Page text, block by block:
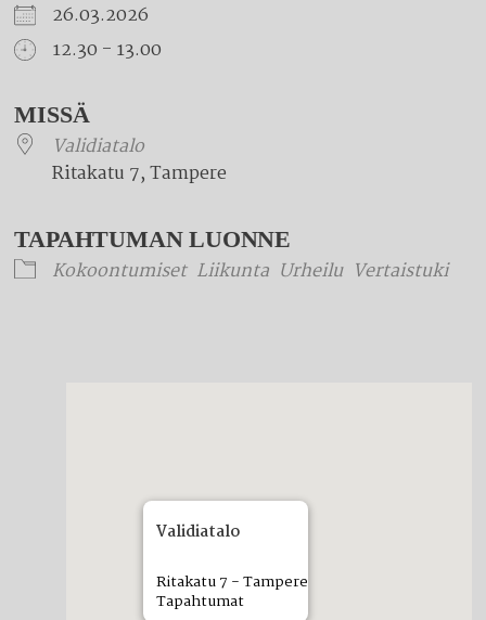
26.03.2026
12.30 - 13.00
Download ICS
MISSÄ
Validiatalo
Ritakatu 7, Tampere
TAPAHTUMAN LUONNE
Kokoontumiset Liikunta Urheilu Vertaistuki
Validiatalo
Ritakatu 7 - Tampere
Tapahtumat